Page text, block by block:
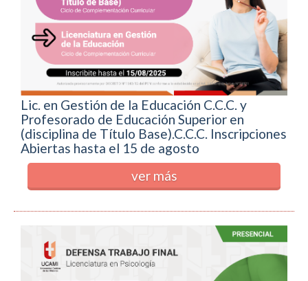
Lic. en Gestión de la Educación C.C.C. y
Profesorado de Educación Superior en
(disciplina de Título Base).C.C.C. Inscripciones
Abiertas hasta el 15 de agosto
ver más